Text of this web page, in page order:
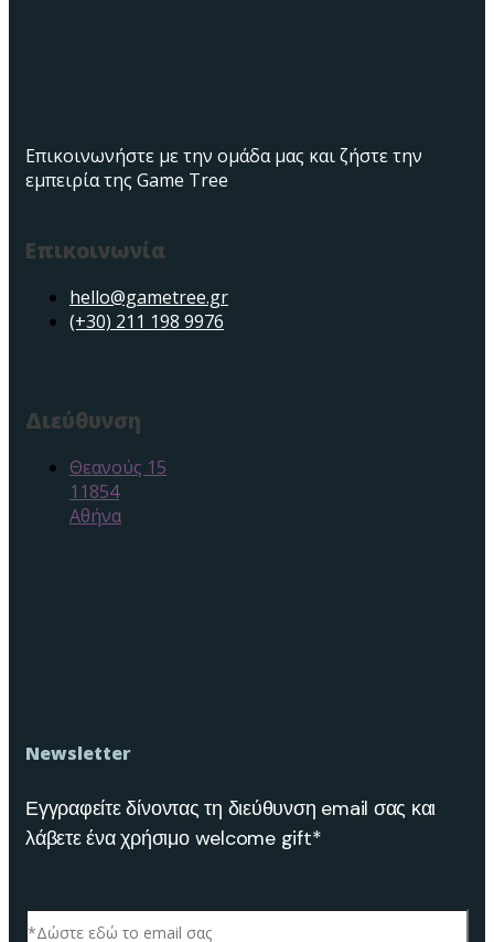
Επικοινωνήστε με την ομάδα μας και ζήστε την
εμπειρία της Game Tree
Επικοινωνία
hello@gametree.gr
(+30) 211 198 9976
Διεύθυνση
Θεανούς 15
11854
Αθήνα
Newsletter
Εγγραφείτε δίνοντας τη διεύθυνση email σας και
λάβετε ένα χρήσιμο welcome gift*